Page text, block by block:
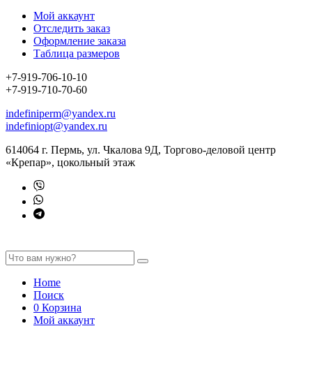
Мой аккаунт
Отследить заказ
Оформление заказа
Таблица размеров
+7-919-706-10-10
+7-919-710-70-60
indefiniperm@yandex.ru
indefiniopt@yandex.ru
614064 г. Пермь, ул. Чкалова 9Д, Торгово-деловой центр
«Крепар», цокольный этаж
Home
Поиск
0 Корзина
Мой аккаунт